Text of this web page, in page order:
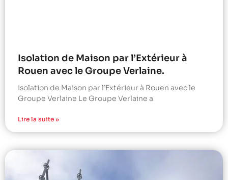
Isolation de Maison par l’Extérieur à
Rouen avec le Groupe Verlaine.
Isolation de Maison par l’Extérieur à Rouen avec le
Groupe Verlaine Le Groupe Verlaine a
Lire la suite »